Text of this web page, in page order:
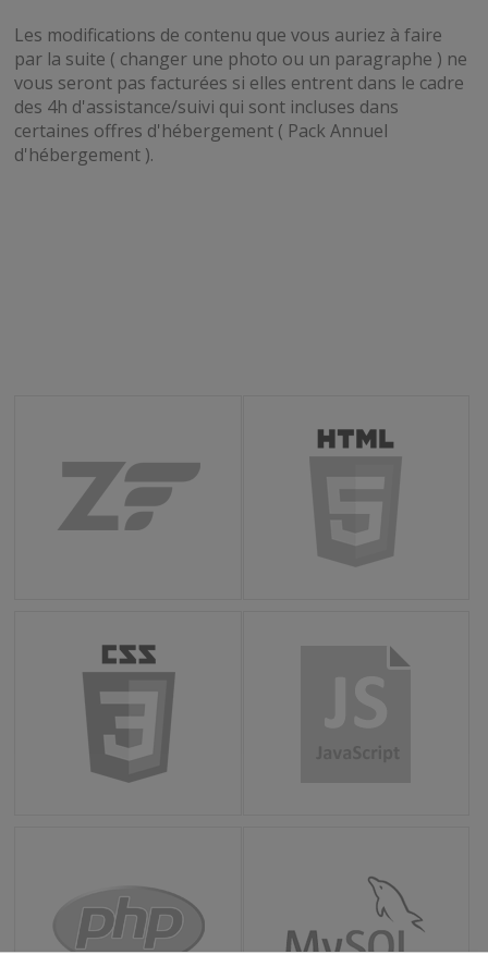
Les modifications de contenu que vous auriez à faire
par la suite ( changer une photo ou un paragraphe ) ne
vous seront pas facturées si elles entrent dans le cadre
des 4h d'assistance/suivi qui sont incluses dans
certaines offres d'hébergement ( Pack Annuel
d'hébergement ).